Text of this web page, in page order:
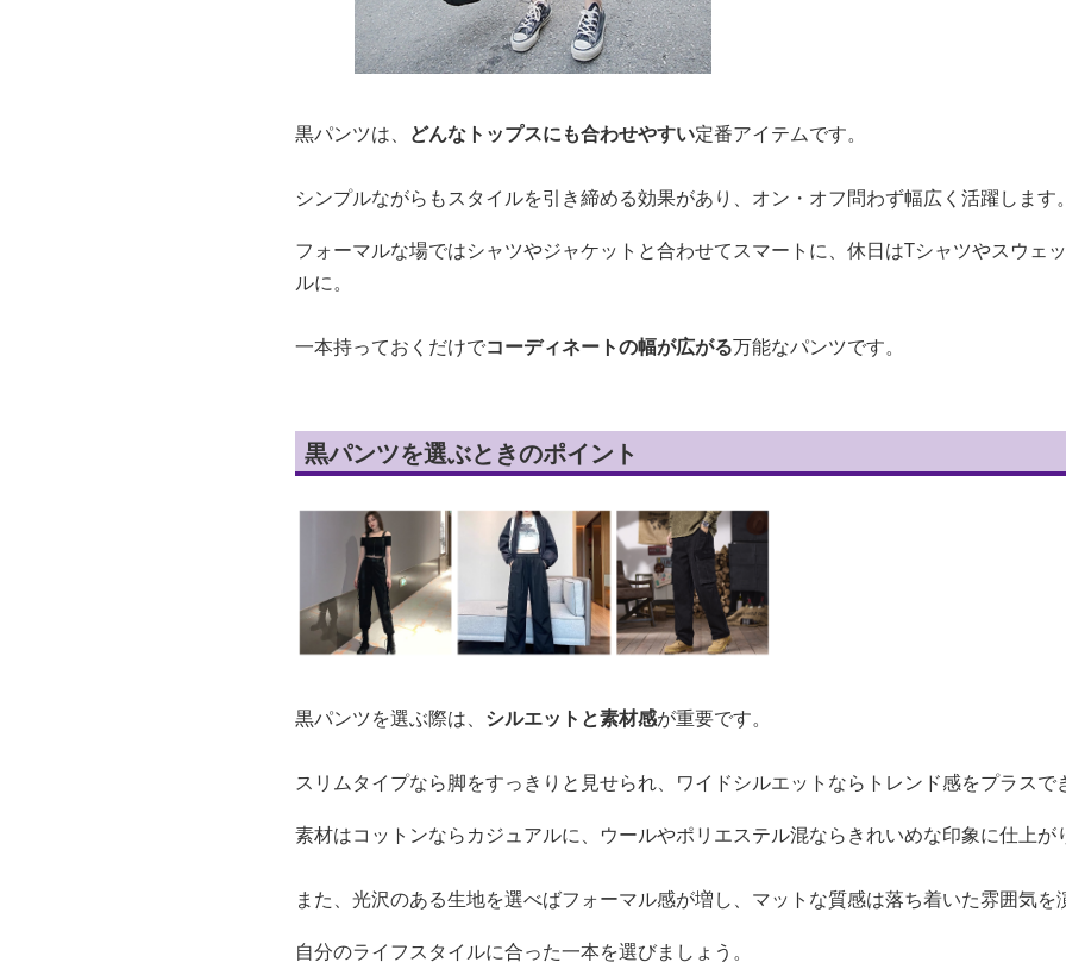
黒パンツは、 どんなトップスにも合わせやすい定番アイテムです。
シンプルながらもスタイルを引き締める効果があり、オン・オフ問わず幅広く活躍します。
フォーマルな場ではシャツやジャケットと合わせてスマートに、休日はTシャツやスウェ
ルに。
一本持っておくだけでコーディネートの幅が広がる万能なパンツです。
黒パンツを選ぶときのポイント
黒パンツを選ぶ際は、 シルエットと素材感が重要です。
スリムタイプなら脚をすっきりと見せられ、ワイドシルエットならトレンド感をプラスで
素材はコットンならカジュアルに、ウールやポリエステル混ならきれいめな印象に仕上が
また、光沢のある生地を選べばフォーマル感が増し、マットな質感は落ち着いた雰囲気を
自分のライフスタイルに合った一本を選びましょう。